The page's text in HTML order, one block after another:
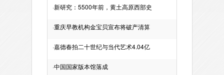
·新研究：5500年前，黄土高原西部史
·重庆早教机构金宝贝宣布将破产清算
·嘉德春拍二十世纪与当代艺术4.04亿
·中国国家版本馆落成